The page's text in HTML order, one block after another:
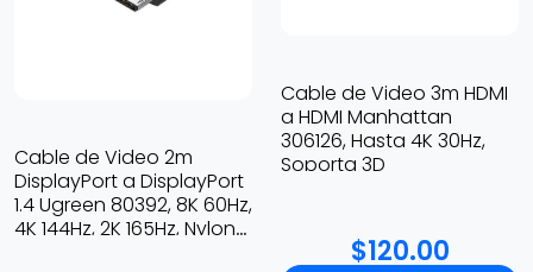
Cable de Video 2m
DisplayPort a DisplayPort
1.4 Ugreen 80392, 8K 60Hz,
4K 144Hz, 2K 165Hz, Nylon
Cable de Video 3m HDMI
a HDMI Manhattan
306126, Hasta 4K 30Hz,
Soporta 3D
$120.00